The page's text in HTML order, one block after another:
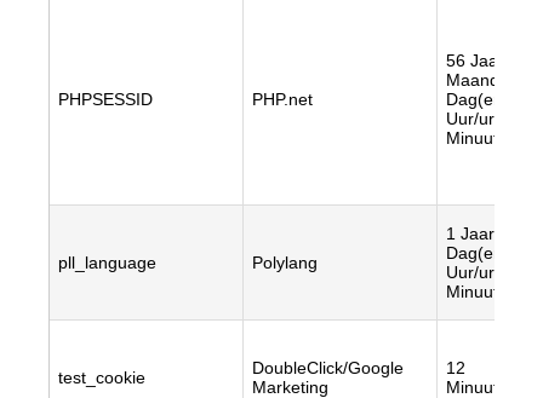
PHPSESSID PHP.net
56 Jaar/
Maand(en),
Dag(en), 12
Uur/uren, 2
Minuut/
pll_language Polylang
1 Jaar/
Dag(en), 23
Uur/uren, 56
Minuut/
test_cookie
DoubleClick/Google
Marketing
12
Minuut/